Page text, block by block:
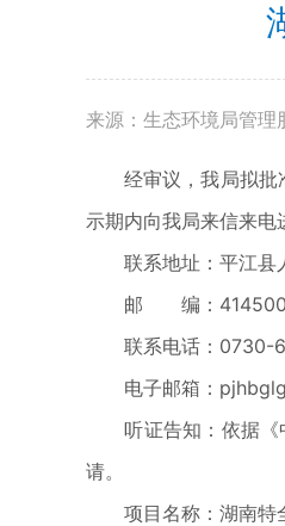
来源：生态环境局管理
经审议，我局拟批准
示期内向我局来信来电
联系地址：平江县
邮 编：414500
联系电话：0730-
电子邮箱：
听证告知：依据《中
请。
项目名称：湖南特全